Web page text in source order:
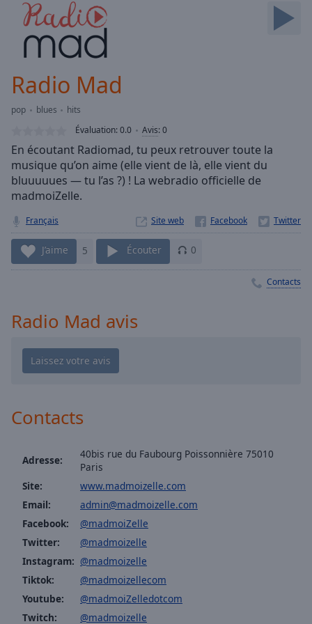
Skip
Forward
Mute
Current
Loaded:
Stream
TypeLIVE
Seek to
currently
live LIVE
Remaining
Time-
Playback
Rate
Chapters
Chapters
selected
Subtitles
settings
opens
subtitles
settings
subtitles
Radio Mad
pop blues
hits
Évaluation:0.0 Avis:0
En écoutant Radiomad, tu peux retrouver toute la
musique qu’on aime (elle vient de là, elle vient du
bluuuuues — tu l’as ?) ! La webradio officielle de
madmoiZelle.
Français Site web
J’aime 5 Écouter 0
Contacts
Radio Mad avis
Contacts
Adresse:
40bis rue du Faubourg Poissonnière 75010
Paris
Site:
www.madmoizelle.com
Email:
admin@madmoizelle.com
Facebook:
@madmoiZelle
Twitter:
@madmoizelle
Instagram: @madmoizelle
Tiktok:
@madmoizellecom
Youtube:
@madmoiZelledotcom
Twitch:
@madmoizelle